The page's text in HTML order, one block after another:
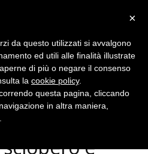
autorganizzati
e
×
da questo utilizzati si avvalgono
ed utili alle finalità illustrate
di più o negare il consenso
la cookie policy.
questa pagina, cliccando
in altra maniera,